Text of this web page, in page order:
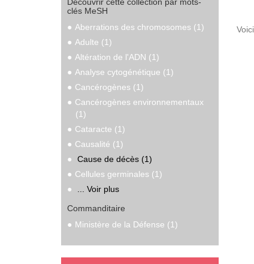
clés MeSH
Aberrations des chromosomes (1)
Adulte (1)
Altération de l'ADN (1)
Analyse cytogénétique (1)
Cancérogènes (1)
Cancérogènes environnementaux
(1)
Cataracte (1)
Causalité (1)
Cause de décès (1)
Cellules germinales (1)
... Voir plus
Commanditaire
Ministère de la Défense (1)